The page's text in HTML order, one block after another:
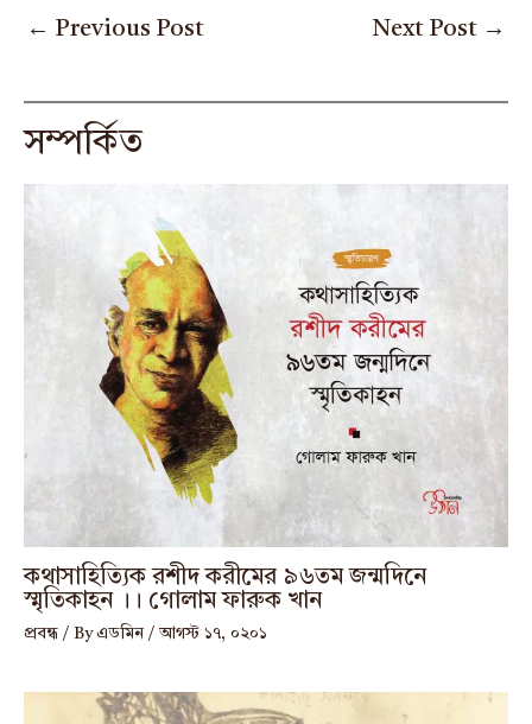
← Previous Post Next Post →
সম্পর্কিত
কথাসাহিত্যিক রশীদ করীমের ৯৬তম জন্মদিনে
স্মৃতিকাহন ।। গোলাম ফারুক খান
প্রবন্ধ / Byএডমিন /আগস্ট ১৭, ০২০১